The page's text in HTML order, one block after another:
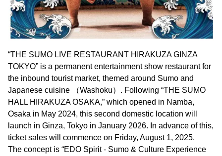
“THE SUMO LIVE RESTAURANT HIRAKUZA GINZA
TOKYO” is a permanent entertainment show restaurant for
the inbound tourist market, themed around Sumo and
Japanese cuisine （Washoku）. Following “THE SUMO
HALL HIRAKUZA OSAKA,” which opened in Namba,
Osaka in May 2024, this second domestic location will
launch in Ginza, Tokyo in January 2026. In advance of this,
ticket sales will commence on Friday, August 1, 2025.
The concept is “EDO Spirit - Sumo & Culture Experience